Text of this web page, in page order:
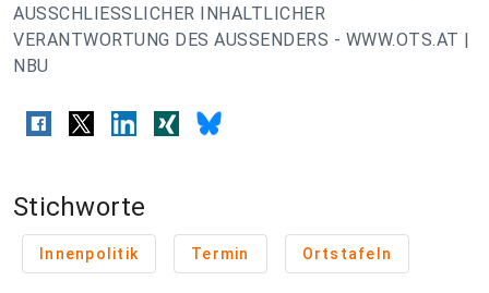
AUSSCHLIESSLICHER INHALTLICHER
VERANTWORTUNG DES AUSSENDERS - WWW.OTS.AT |
NBU
Stichworte
Innenpolitik Termin Ortstafeln